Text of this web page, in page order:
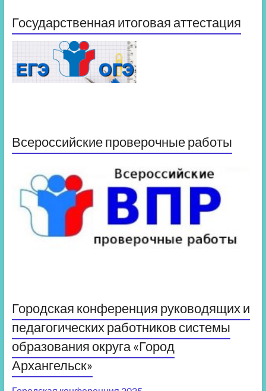
Государственная итоговая аттестация
Всероссийские проверочные работы
Городская конференция руководящих и
педагогических работников системы
образования округа «Город
Архангельск»